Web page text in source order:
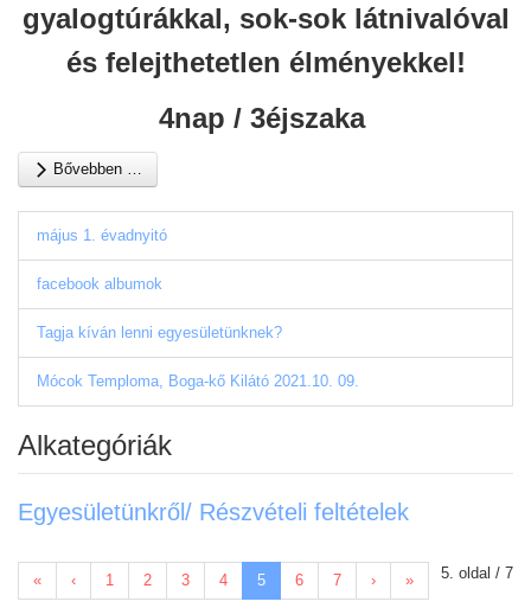
gyalogtúrákkal, sok-sok látnivalóval
és felejthetetlen élményekkel!
4nap / 3éjszaka
Bővebben …
május 1. évadnyitó
facebook albumok
Tagja kíván lenni egyesületünknek?
Mócok Temploma, Boga-kő Kilátó 2021.10. 09.
Alkategóriák
Egyesületünkről/ Részvételi feltételek
5. oldal / 7
« ‹ 1 2 3 4 5 6 7 › »